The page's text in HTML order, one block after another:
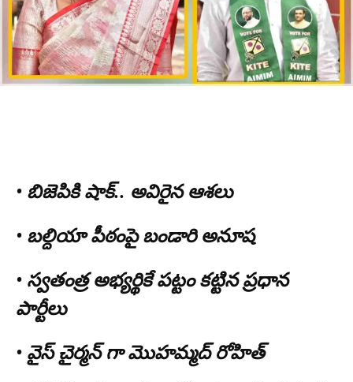
• బిజెపికి షాక్.. అవిరైన ఆశలు
• బల్దియా పీఠంపై బండారి అనూష
• స్వతంత్ర అభ్యర్థికే పట్టం కట్టిన ప్రధాన
పార్టీలు
• వైస్ చైర్మన్ గా మొహమ్మద్ రోహిత్